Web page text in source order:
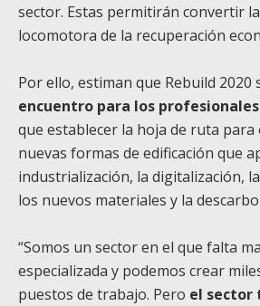
sector. Estas permitirán convertir
locomotora de la recuperación
Por ello, estiman que Rebuild 2020
encuentro para los
que establecer la hoja de ruta para
nuevas formas de edificación que
industrialización, la digitalización,
los nuevos materiales y la
“Somos un sector en el que falta
especializada y podemos crear
puestos de trabajo. Pero el sector